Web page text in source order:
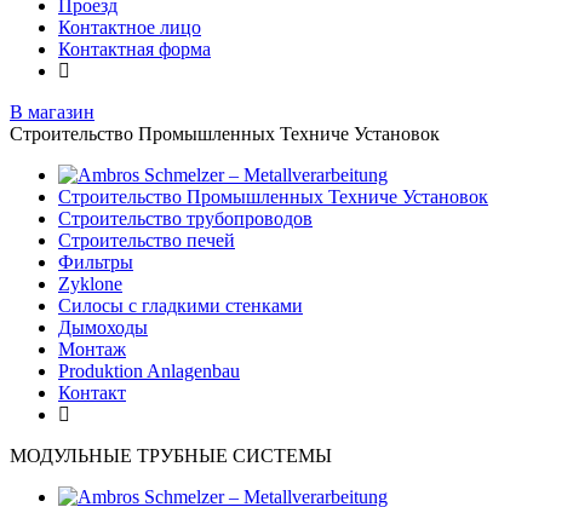
Проезд
Контактное лицо
Контактная форма
В магазин
Строительство Промышленных Техниче Установок
Строительство Промышленных Техниче Установок
Строительство трубопроводов
Строительство печей
Фильтры
Zyklone
Силосы с гладкими стенками
Дымоходы
Монтаж
Produktion Anlagenbau
Контакт
МОДУЛЬНЫЕ ТРУБНЫЕ СИСТЕМЫ